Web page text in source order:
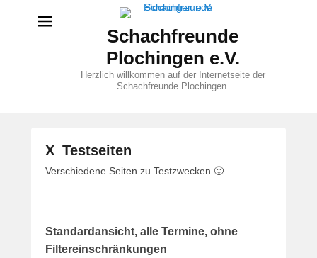
Schachfreunde
Plochingen e.V.
Herzlich willkommen auf der Internetseite der
Schachfreunde Plochingen.
X_Testseiten
V
f
f
Verschiedene Seiten zu Testzwecken 🙂
Standardansicht, alle Termine, ohne
Filtereinschränkungen